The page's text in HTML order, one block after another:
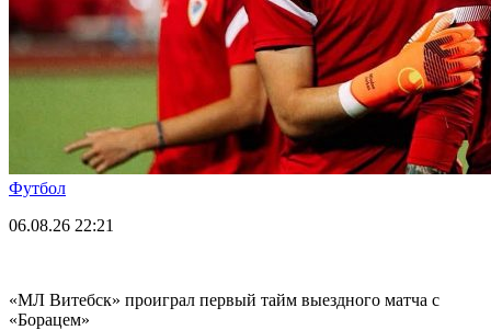
Футбол
06.08.26 22:21
«МЛ Витебск» проиграл первый тайм выездного матча с
«Борацем»